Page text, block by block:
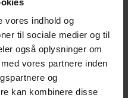
vores indhold og
til sociale medier og til
også oplysninger om
vores partnere inden
og
kan kombinere disse